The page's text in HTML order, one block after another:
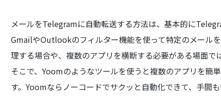
メールをTelegramに自動転送する方法は、基本的に
GmailやOutlookのフィルター機能を使って特定のメール
理する場合や、複数のアプリを横断する必要がある場面
そこで、Yoomのようなツールを使うと複数のアプリを簡
す。Yoomならノーコードでサクッと自動化できて、手間